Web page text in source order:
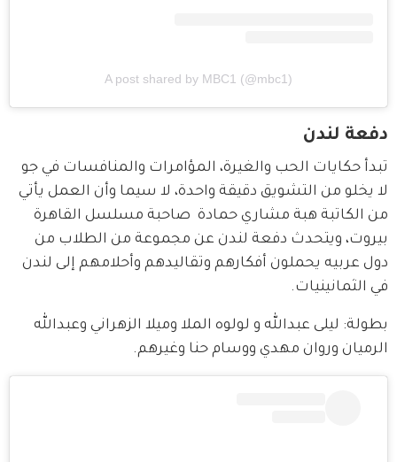
A post shared by MBC1 (@mbc1)
دفعة لندن
تبدأ حكايات الحب والغيرة، المؤامرات والمنافسات في جو
لا يخلو من التشويق دقيقة واحدة، لا سيما وأن العمل يأتي
من الكاتبة هبة مشاري حمادة  صاحبة مسلسل القاهرة
بيروت، ويتحدث دفعة لندن عن مجموعة من الطلاب من
دول عربيه يحملون أفكارهم وتقاليدهم وأحلامهم إلى لندن
في الثمانينيات.
بطولة: ليلى عبدالله و لولوه الملا وميلا الزهراني وعبدالله
الرميان وروان مهدي ووسام حنا وغيرهم.